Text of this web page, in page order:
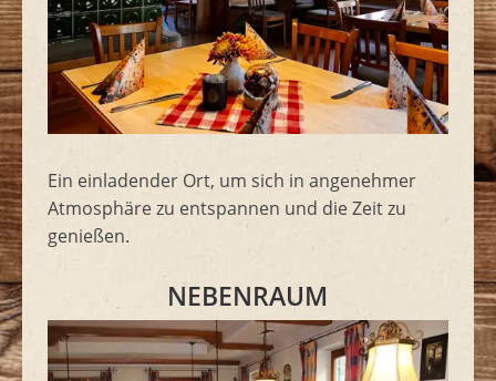
Ein einladender Ort, um sich in angenehmer
Atmosphäre zu entspannen und die Zeit zu
genießen.
NEBENRAUM